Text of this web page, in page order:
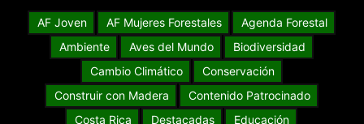
AF Joven AF Mujeres Forestales
Agenda Forestal
Ambiente
Aves del Mundo
Biodiversidad
Cambio Climático
Conservación
Construir con Madera
Contenido Patrocinado
Costa Rica
Destacadas
Educación